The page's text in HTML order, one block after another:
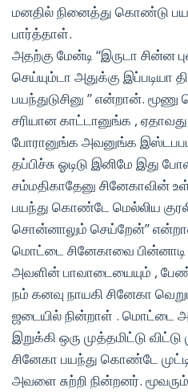
மனதில் நினைத்து கொண்டு
பார்த்தாள்.
அதற்கு மேன்டி “இருடா
செய்யும்டா அதுக்கு இப்படியா
பயந்துடுசினு ” என்றான்.
சரியான காட்டானுங்க ,
போரானுங்க அவனுங்க
தப்பிச்சு ஓடிடு இனிமே இது
சம்மதிகாதேனு சினேகாவின்
பயந்து கொண்டே மெல்லிய
சொன்னாலும் செய்றேன்”
மொட்டை சினேகாவை பின்னாடி
அவளின் பாவாடையையும் ,
நம் கனவு நாயகி சினேகா
ஜடையில் நின்றாள் . மொட்டை
இறுக்கி ஒரு முத்தமிட்டு
சினேகா பயந்து கொண்டே
அவளை சுற்றி நின்றனர்.